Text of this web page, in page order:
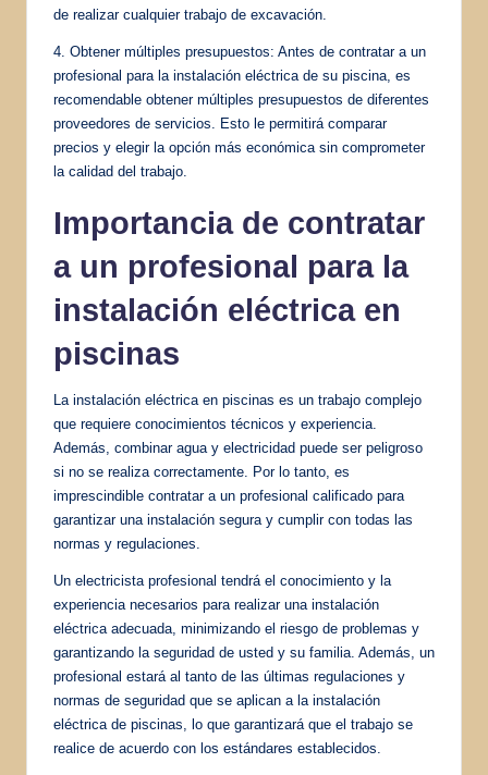
de realizar cualquier trabajo de excavación.
4. Obtener múltiples presupuestos: Antes de contratar a un
profesional para la instalación eléctrica de su piscina, es
recomendable obtener múltiples presupuestos de diferentes
proveedores de servicios. Esto le permitirá comparar
precios y elegir la opción más económica sin comprometer
la calidad del trabajo.
Importancia de contratar
a un profesional para la
instalación eléctrica en
piscinas
La instalación eléctrica en piscinas es un trabajo complejo
que requiere conocimientos técnicos y experiencia.
Además, combinar agua y electricidad puede ser peligroso
si no se realiza correctamente. Por lo tanto, es
imprescindible contratar a un profesional calificado para
garantizar una instalación segura y cumplir con todas las
normas y regulaciones.
Un electricista profesional tendrá el conocimiento y la
experiencia necesarios para realizar una instalación
eléctrica adecuada, minimizando el riesgo de problemas y
garantizando la seguridad de usted y su familia. Además, un
profesional estará al tanto de las últimas regulaciones y
normas de seguridad que se aplican a la instalación
eléctrica de piscinas, lo que garantizará que el trabajo se
realice de acuerdo con los estándares establecidos.